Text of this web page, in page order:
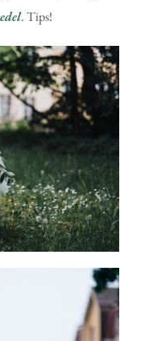
. Tips!